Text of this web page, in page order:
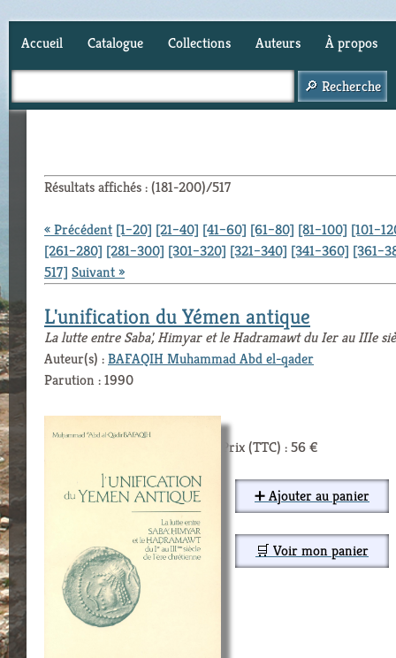
Accueil Catalogue Collections Auteurs À propos
Résultats affichés : (181-200)/517
« Précédent [1–20] [21–40] [41–60] [61–80] [81–100]
[261–280] [281–300] [301–320] [321–340] [341–360]
517] Suivant »
L'unification du Yémen antique
La lutte entre Saba', Himyar et le Hadramawt du Ier au IIIe
Auteur(s) :BAFAQIH Muhammad Abd el-qader
Parution : 1990
Prix (TTC) : 56 €
➕ Ajouter au panier
🛒 Voir mon panier